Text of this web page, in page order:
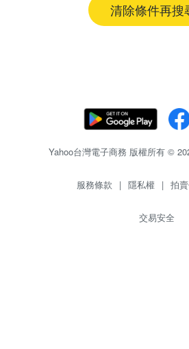
清除條件再搜
Yahoo台灣電子商務 版權所有 ©
服務條款 | 隱私權 | 拍
交易安全